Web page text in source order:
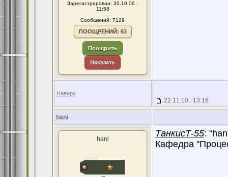
Зарегистрирован: 30.10.06 :
11:58
Сообщений: 7129
ПООЩРЕНИЙ: 63
Поощрить
Наказать
Наверх
22.11.10 : 13:16
hani
hani
ТанкисТ-55:
Кафедра